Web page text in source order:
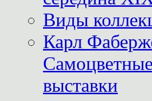
Виды
Карл
выставки